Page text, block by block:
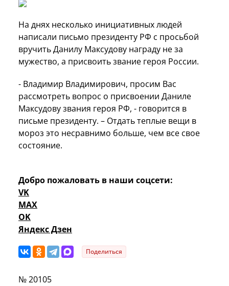
На днях несколько инициативных людей
написали письмо президенту РФ с просьбой
вручить Данилу Максудову награду не за
мужество, а присвоить звание героя России.
- Владимир Владимирович, просим Вас
рассмотреть вопрос о присвоении Даниле
Максудову звания героя РФ, - говорится в
письме президенту. – Отдать теплые вещи в
мороз это несравнимо больше, чем все свое
состояние.
Добро пожаловать в наши соцсети:
VK
MAX
OK
Яндекс Дзен
Поделиться
№ 20105